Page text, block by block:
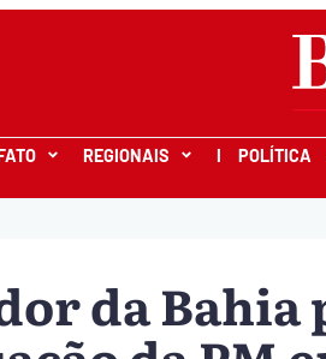
REGIONAIS I POLÍTICA
da Bahia